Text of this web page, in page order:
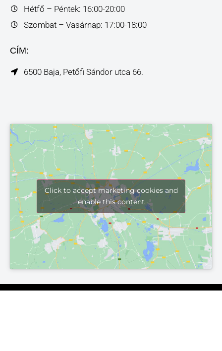
Hétfő – Péntek: 16:00-20:00
Szombat – Vasárnap: 17:00-18:00
CÍM:
6500 Baja, Petőfi Sándor utca 66.
Click to accept marketing cookies and
enable this content